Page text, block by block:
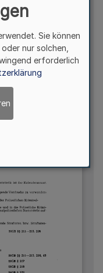
Sie können
nur solchen,
erforderlich